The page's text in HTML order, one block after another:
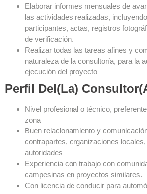
Elaborar informes mensuales de
las actividades realizadas,
participantes, actas, registros
de verificación.
Realizar todas las tareas afines y
naturaleza de la consultoría, para la
ejecución del proyecto
Perfil Del(la)
Nivel profesional o técnico,
zona
Buen relacionamiento y
contrapartes, organizaciones
autoridades
Experiencia con trabajo con
campesinas en proyectos similares.
Con licencia de conducir para